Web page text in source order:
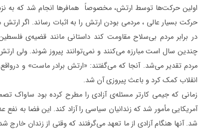
اولین حرکت‌ها توسط ارتش، مخصوصاً همافرها انجام شد که به
حرکت بسیار عالی ، مردمی بودن ارتش را به اثبات رساند. اگر
در برابر مردم بی‌سلاح مقاومت کند داستانی مانند قضیه‌ی
چندین سال است مبارزه می‌کنند و نمی‌توانند پیروز شوند. ولی
مردم تقدیر می‌شد. آنجا که می‌گفتند: «ارتش برادر ماست» و
انقلاب کمک کرد و باعث پیروزی آن شد.
زمانی که جیمی کارتر مسئله‌ی آزادی را مطرح کرده بود ساواک
آمریکایی مأمور شد که زندانیان سیاسی را آزاد کند. این فضا به نفع
شد. آنها هنگام آزادی از ما تعهد می‌گرفتند که وقتی از زندان